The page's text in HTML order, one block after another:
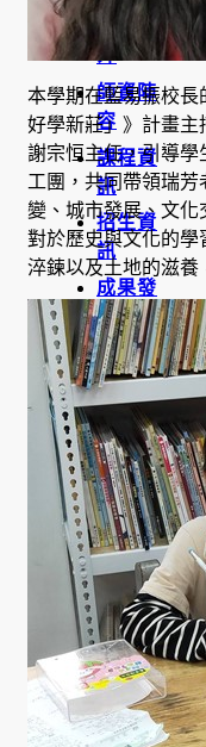
學程簡
介
師資陣
容
課程資
訊
招生資
訊
成果發
表
活動集
錦
大
學
社
會
責
任
USR
本學期在藍易振校
好學新莊」》計畫主
謝宗恒主任，引導學
工團，共同帶領瑞
變、城市發展、文化
對於歷史與文化的學
淬鍊以及土地的滋養